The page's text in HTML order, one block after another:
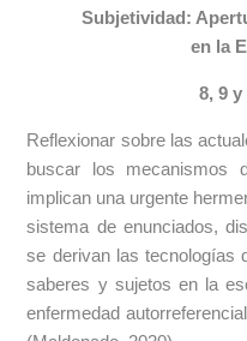
Subjetividad:
en la
8, 9 y
Reflexionar sobre las
buscar los mecanismos
implican una urgente
sistema de enunciados,
se derivan las tecnologías
saberes y sujetos en la
enfermedad